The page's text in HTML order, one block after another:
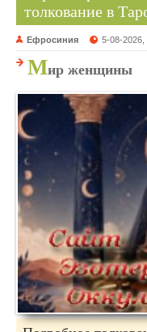
толкование в
Ефросиния 5-08-2026,
Мир женщины